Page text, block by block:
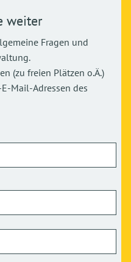
weiter
Fragen und
(zu freien Plätzen o.Ä.)
Mail-Adressen des